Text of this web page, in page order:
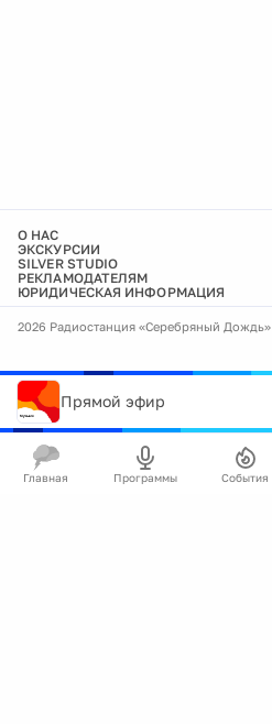
О НАС
ЭКСКУРСИИ
SILVER STUDIO
РЕКЛАМОДАТЕЛЯМ
ЮРИДИЧЕСКАЯ ИНФОРМАЦИЯ
2026 Радиостанция «Серебряный Дождь»
Прямой эфир
Главная Программы События